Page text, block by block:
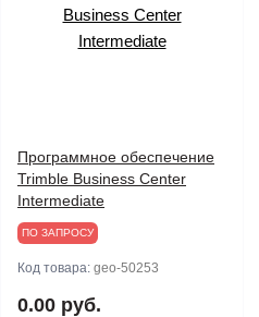
Программное обеспечение
Trimble Business Center
Intermediate
ПО ЗАПРОСУ
Код товара: geo-50253
0.00 руб.